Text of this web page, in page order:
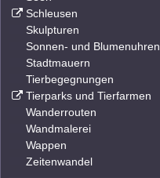
Schleusen
Skulpturen
Sonnen- und Blumenuhren
Stadtmauern
Tierbegegnungen
Tierparks und Tierfarmen
Wanderrouten
Wandmalerei
Wappen
Zeitenwandel